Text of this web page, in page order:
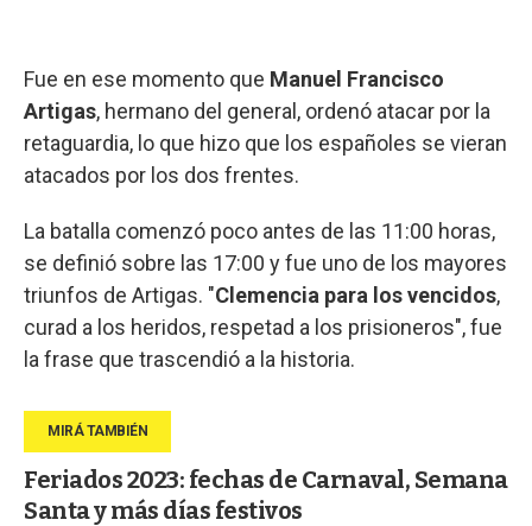
Fue en ese momento que Manuel Francisco
Artigas, hermano del general, ordenó atacar por la
retaguardia, lo que hizo que los españoles se vieran
atacados por los dos frentes.
La batalla comenzó poco antes de las 11:00 horas,
se definió sobre las 17:00 y fue uno de los mayores
triunfos de Artigas. "Clemencia para los vencidos,
curad a los heridos, respetad a los prisioneros", fue
la frase que trascendió a la historia.
Feriados 2023: fechas de Carnaval, Semana
Santa y más días festivos